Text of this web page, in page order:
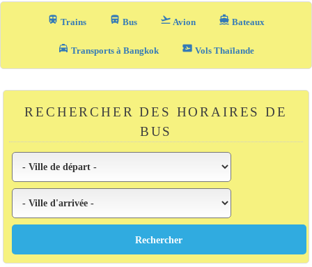
train Trains directions_bus_filled Bus flight_takeoff Avion directions_boat Bateaux
local_taxi Transports à Bangkok airplane_ticket Vols Thaïlande
RECHERCHER DES HORAIRES DE
BUS